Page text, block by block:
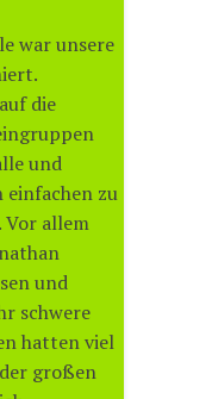
war unsere
die
und
einfachen zu
Vor allem
und
schwere
hatten viel
großen